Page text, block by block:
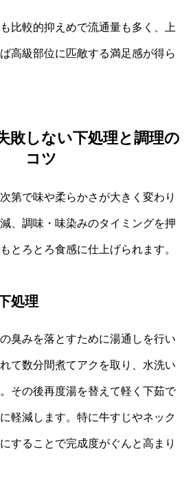
比較的抑えめで流通量も多く、上
高級部位に匹敵する満足感が得ら
敗しない下処理と調理の
コツ
第で味や柔らかさが大きく変わり
、調味・味染みのタイミングを押
とろとろ食感に仕上げられます。
処理
臭みを落とすために湯通しを行い
て数分間煮てアクを取り、水洗い
その後再度湯を替えて軽く下茹で
軽減します。特に牛すじやネック
することで完成度がぐんと高まり